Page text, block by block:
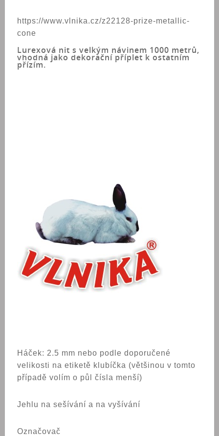
https://www.vlnika.cz/z22128-prize-metallic-
cone
Lurexová nit s velkým návinem 1000 metrů,
vhodná jako dekorační příplet k ostatním
přízím.
Háček: 2.5 mm nebo podle doporučené
velikosti na etiketě klubíčka (většinou v tomto
případě volím o půl čísla menší)
Jehlu na sešívání a na vyšívání
Označovač